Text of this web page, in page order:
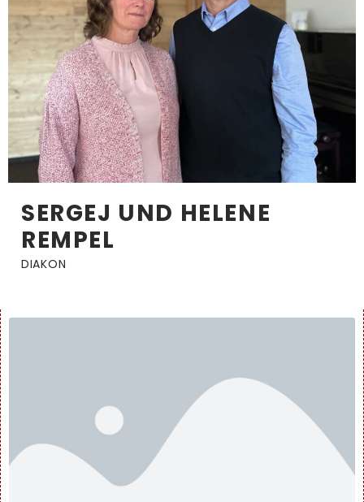
SERGEJ UND HELENE
REMPEL
DIAKON